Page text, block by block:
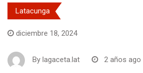
Latacunga
diciembre 18, 2024
By lagaceta.lat 2 años ago